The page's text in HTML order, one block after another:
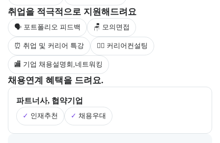
취업을 적극적으로 지원해드려요
부트캠프 수강생을 대상으로 제공되는 취업 지원 서비스를 안내한다.
🗣 포트폴리오 피드백 🪑 모의면접
⏰ 취업 및 커리어 특강 💁‍♀️ 커리어컨설팅
🏬 기업 채용설명회,네트워킹
채용연계 혜택을 드려요.
부트캠프의 채용 연계 기업 정보와 추가 안내 내용을 제공한다.
파트너사, 협약기업
✓ 인재추천 ✓ 채용우대